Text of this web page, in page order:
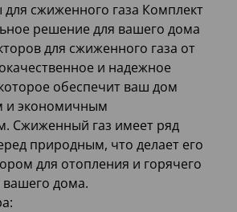
для сжиженного газа Комплект
решение для вашего дома
для сжиженного газа от
и надежное
обеспечит ваш дом
и экономичным
Сжиженный газ имеет ряд
природным, что делает его
для отопления и горячего
дома.